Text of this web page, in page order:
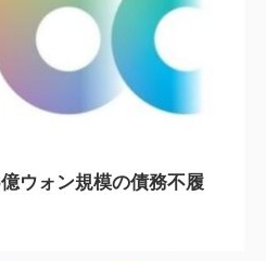
ウォン規模の債務不履